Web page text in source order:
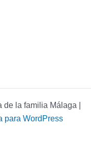
la familia Málaga |
para WordPress